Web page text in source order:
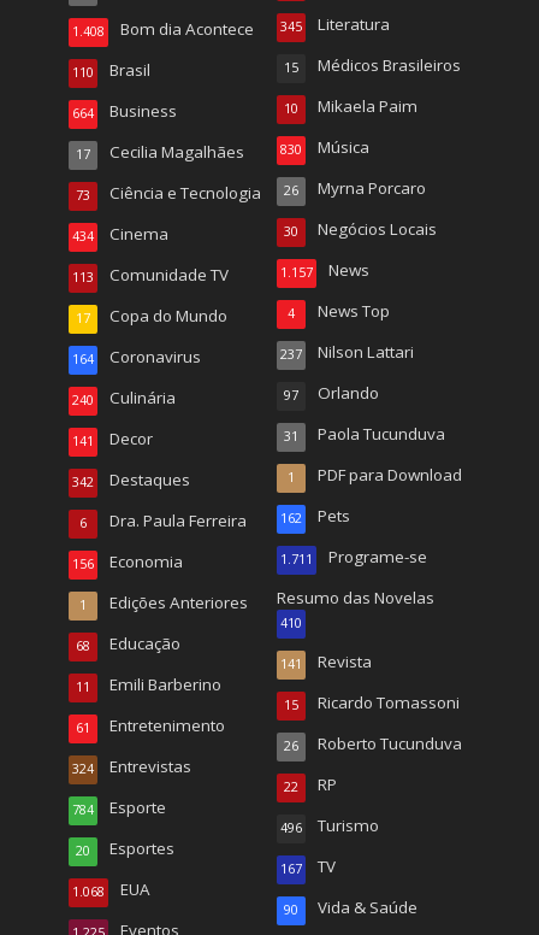
Bom dia Acontece
1.408
Brasil
110
Business
664
Cecilia Magalhães
17
Ciência e Tecnologia
73
Cinema
434
Comunidade TV
113
Copa do Mundo
17
Coronavirus
164
Culinária
240
Decor
141
Destaques
342
Dra. Paula Ferreira
6
Economia
156
Edições Anteriores
1
Educação
68
Emili Barberino
11
Entretenimento
61
Entrevistas
324
Esporte
784
Esportes
20
EUA
1.068
Eventos
Literatura
345
Médicos Brasileiros
15
Mikaela Paim
10
Música
830
Myrna Porcaro
26
Negócios Locais
30
News
1.157
News Top
4
Nilson Lattari
237
Orlando
97
Paola Tucunduva
31
PDF para Download
1
Pets
162
Programe-se
1.711
Resumo das Novelas
410
Revista
141
Ricardo Tomassoni
15
Roberto Tucunduva
26
RP
22
Turismo
496
TV
167
Vida & Saúde
90